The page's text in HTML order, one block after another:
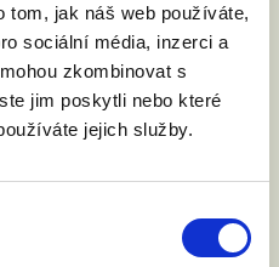
tom, jak náš web používáte,
sociální média, inzerci a
zkombinovat s
jim poskytli nebo které
jejich služby.
osobních údajů podle